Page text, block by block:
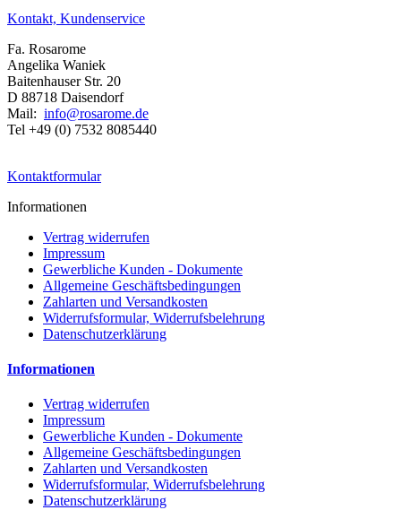
Kontakt, Kundenservice
Fa. Rosarome
Angelika Waniek
Baitenhauser Str. 20
D 88718 Daisendorf
Mail: info@rosarome.de
Tel +49 (0) 7532 8085440
Kontaktformular
Informationen
Vertrag widerrufen
Impressum
Gewerbliche Kunden - Dokumente
Allgemeine Geschäftsbedingungen
Zahlarten und Versandkosten
Widerrufsformular, Widerrufsbelehrung
Datenschutzerklärung
Informationen
Vertrag widerrufen
Impressum
Gewerbliche Kunden - Dokumente
Allgemeine Geschäftsbedingungen
Zahlarten und Versandkosten
Widerrufsformular, Widerrufsbelehrung
Datenschutzerklärung